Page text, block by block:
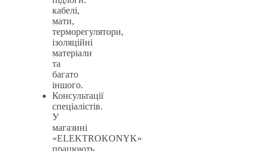
кабелі,
мати,
терморегулятори,
ізоляційні
матеріали
та
багато
іншого.
Консультації
спеціалістів.
У
магазині
«ELEKTROKONYK»